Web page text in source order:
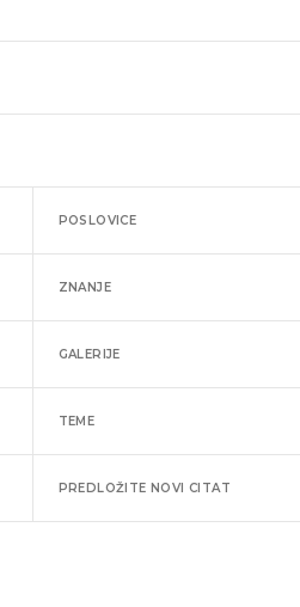
POSLOVICE
ZNANJE
GALERIJE
TEME
PREDLOŽITE NOVI CITAT